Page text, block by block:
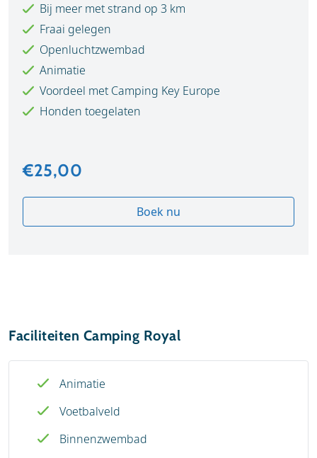
Bij meer met strand op 3 km
Fraai gelegen
Openluchtzwembad
Animatie
Voordeel met Camping Key Europe
Honden toegelaten
€25,00
Boek nu
Faciliteiten Camping Royal
Animatie
Voetbalveld
Binnenzwembad